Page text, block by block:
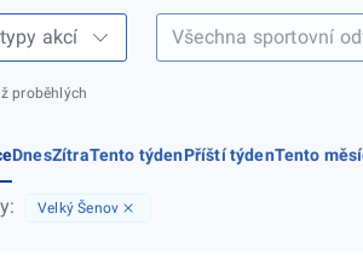
proběhlých
DnesZítraTento týdenPříští týdenTento
Velký Šenov